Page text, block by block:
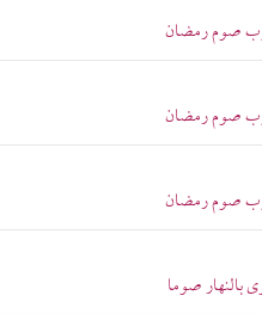
صوم رمضان
صوم رمضان
صوم رمضان
صوما